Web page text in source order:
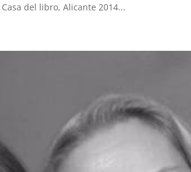
del libro, Alicante 2014...